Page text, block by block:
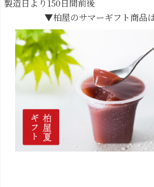
製造日より150日間前後
▼柏屋のサマーギフト商品